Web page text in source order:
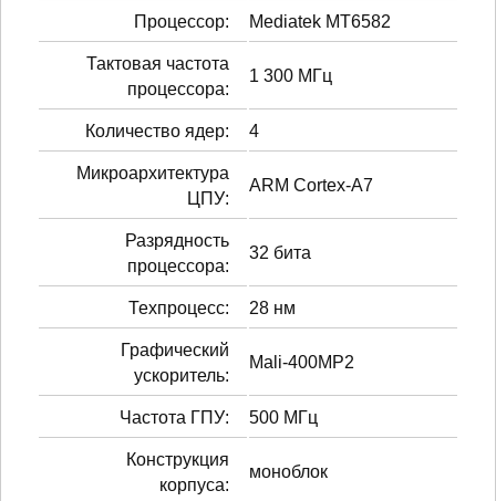
Процессор: Mediatek MT6582
Тактовая частота
процессора:
1 300 МГц
Количество ядер: 4
Микроархитектура
ЦПУ:
ARM Cortex-A7
Разрядность
процессора:
32 бита
Техпроцесс: 28 нм
Графический
ускоритель:
Mali-400MP2
Частота ГПУ: 500 МГц
Конструкция
корпуса:
моноблок